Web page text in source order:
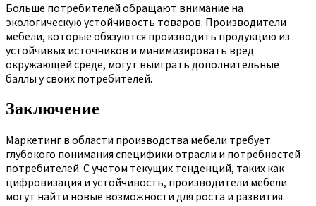
Больше потребителей обращают внимание на
экологическую устойчивость товаров. Производители
мебели, которые обязуются производить продукцию из
устойчивых источников и минимизировать вред
окружающей среде, могут выиграть дополнительные
баллы у своих потребителей.
Заключение
Маркетинг в области производства мебели требует
глубокого понимания специфики отрасли и потребностей
потребителей. С учетом текущих тенденций, таких как
цифровизация и устойчивость, производители мебели
могут найти новые возможности для роста и развития.